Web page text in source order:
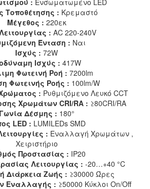
Τοποθέτησης : Κρεμαστό
Μέγεθος : 220εκ
: AC 220-240V
Ένταση : Ναι
Ισχύς : 72W
Ισχύς : 417W
Φωτεινή Ροή : 7200lm
Φωτεινής Ροής : 100lm/W
: Ρυθμιζόμενο Λευκό CCT
Χρωμάτων CRI/RA : ≥80CRI/RA
Γωνία Δέσμης : 180°
LED : LUMILEDs SMD
: Εναλλαγή Χρωμάτων ,
Χειριστήριο
Προστασίας : IP20
Λειτουργίας : -20…+40 °C
Διάρκεια Ζωής : ≥30000 Ώρες
Εναλλαγής : ≥50000 Κύκλοι On/Off